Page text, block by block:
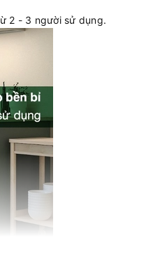
2 - 3 người sử dụng.